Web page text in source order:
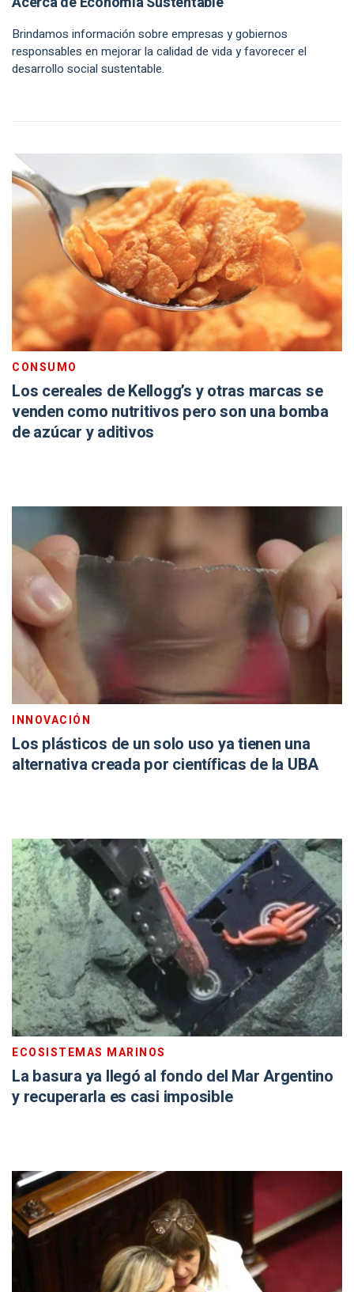
Brindamos información sobre empresas y gobiernos
responsables en mejorar la calidad de vida y favorecer el
desarrollo social sustentable.
CONSUMO
Los cereales de Kellogg’s y otras marcas se
venden como nutritivos pero son una bomba
de azúcar y aditivos
INNOVACIÓN
Los plásticos de un solo uso ya tienen una
alternativa creada por científicas de la UBA
ECOSISTEMAS MARINOS
La basura ya llegó al fondo del Mar Argentino
y recuperarla es casi imposible